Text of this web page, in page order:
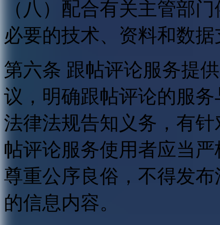
（八）配合有关主管部
必要的技术、资料和数
第六条 跟帖评论服务提
议，明确跟帖评论的服
法律法规告知义务，有
帖评论服务使用者应当
尊重公序良俗，不得发
的信息内容。